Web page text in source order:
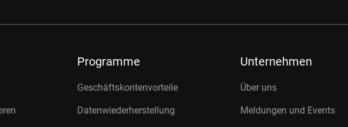
Programme
Geschäftskontenvorteile
Datenwiederherstellung
Unternehmen
Über uns
Meldungen und Events